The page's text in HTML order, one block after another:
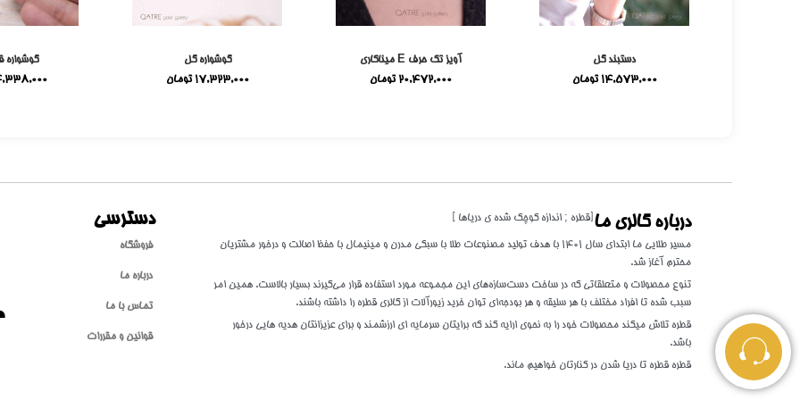
دستبند گل
14,573,000 تومان
آویز تک حرف E میناکاری
20,472,000 تومان
گوشواره گل
17,323,000 تومان
گوشواره
درباره گالری ما [قطره ; اندازه کوچک شده ی دریاها ]
مسیر طلایی ما ابتدای سال 1401 با هدف تولید مصنوعات طلا با سبکی مدرن و مینیمال با حفظ اصالت و درخور مشتریان
محترم آغاز شد.
تنوع محصولات و متعلقاتی که در ساخت دست‌سازه‌های این مجموعه مورد استفاده قرار می‌گیرند بسیار بالاست. همین امر
سبب شده تا افراد مختلف با هر سلیقه و هر بودجه‌ای توان خرید زیورآلات از گالری قطره را داشته باشند.
قطره تلاش میکند محصولات خود را به نحوی ارایه کند که برایتان سرمایه ای ارزشمند و برای عزیزانتان هدیه هایی درخور
باشد.
قطره قطره تا دریا شدن در کنارتان خواهیم ماند.
دسترسی
فروشگاه
درباره ما
تماس با ما
قوانین و مقررات